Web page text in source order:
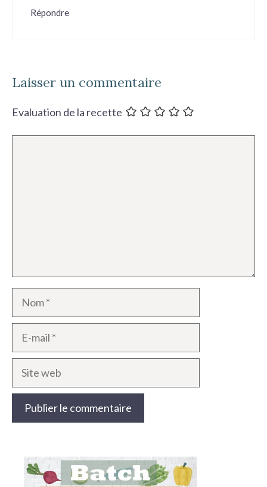
Répondre
Laisser un commentaire
Evaluation de la recette
Nom
mail
Site
web